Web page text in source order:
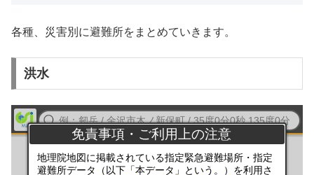
各種、災害別に避難所をまとめていきます。
洪水